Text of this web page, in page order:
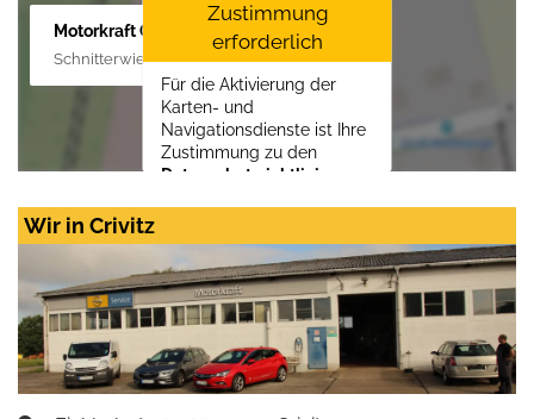
Motorkraft GmbH
Schnitterwiese 1, 19055 Schwerin
Zustimmung
erforderlich
Für die Aktivierung der
Karten- und
Navigationsdienste ist Ihre
Zustimmung zu den
Datenschutzrichtlinien
Zustimmen und
aktivieren
Wir in Crivitz